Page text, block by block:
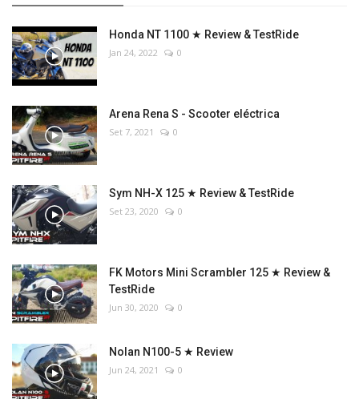
Honda NT 1100 ★ Review & TestRide
Jan 24, 2022 0
Arena Rena S - Scooter eléctrica
Set 7, 2021 0
Sym NH-X 125 ★ Review & TestRide
Set 23, 2020 0
FK Motors Mini Scrambler 125 ★ Review &
TestRide
Jun 30, 2020 0
Nolan N100-5 ★ Review
Jun 24, 2021 0